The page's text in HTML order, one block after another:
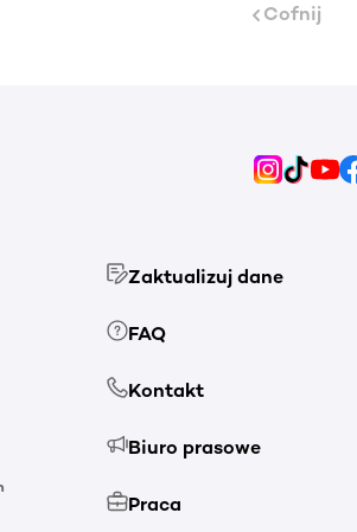
Cofnij
Zaktualizuj dane
FAQ
Kontakt
Biuro prasowe
Praca